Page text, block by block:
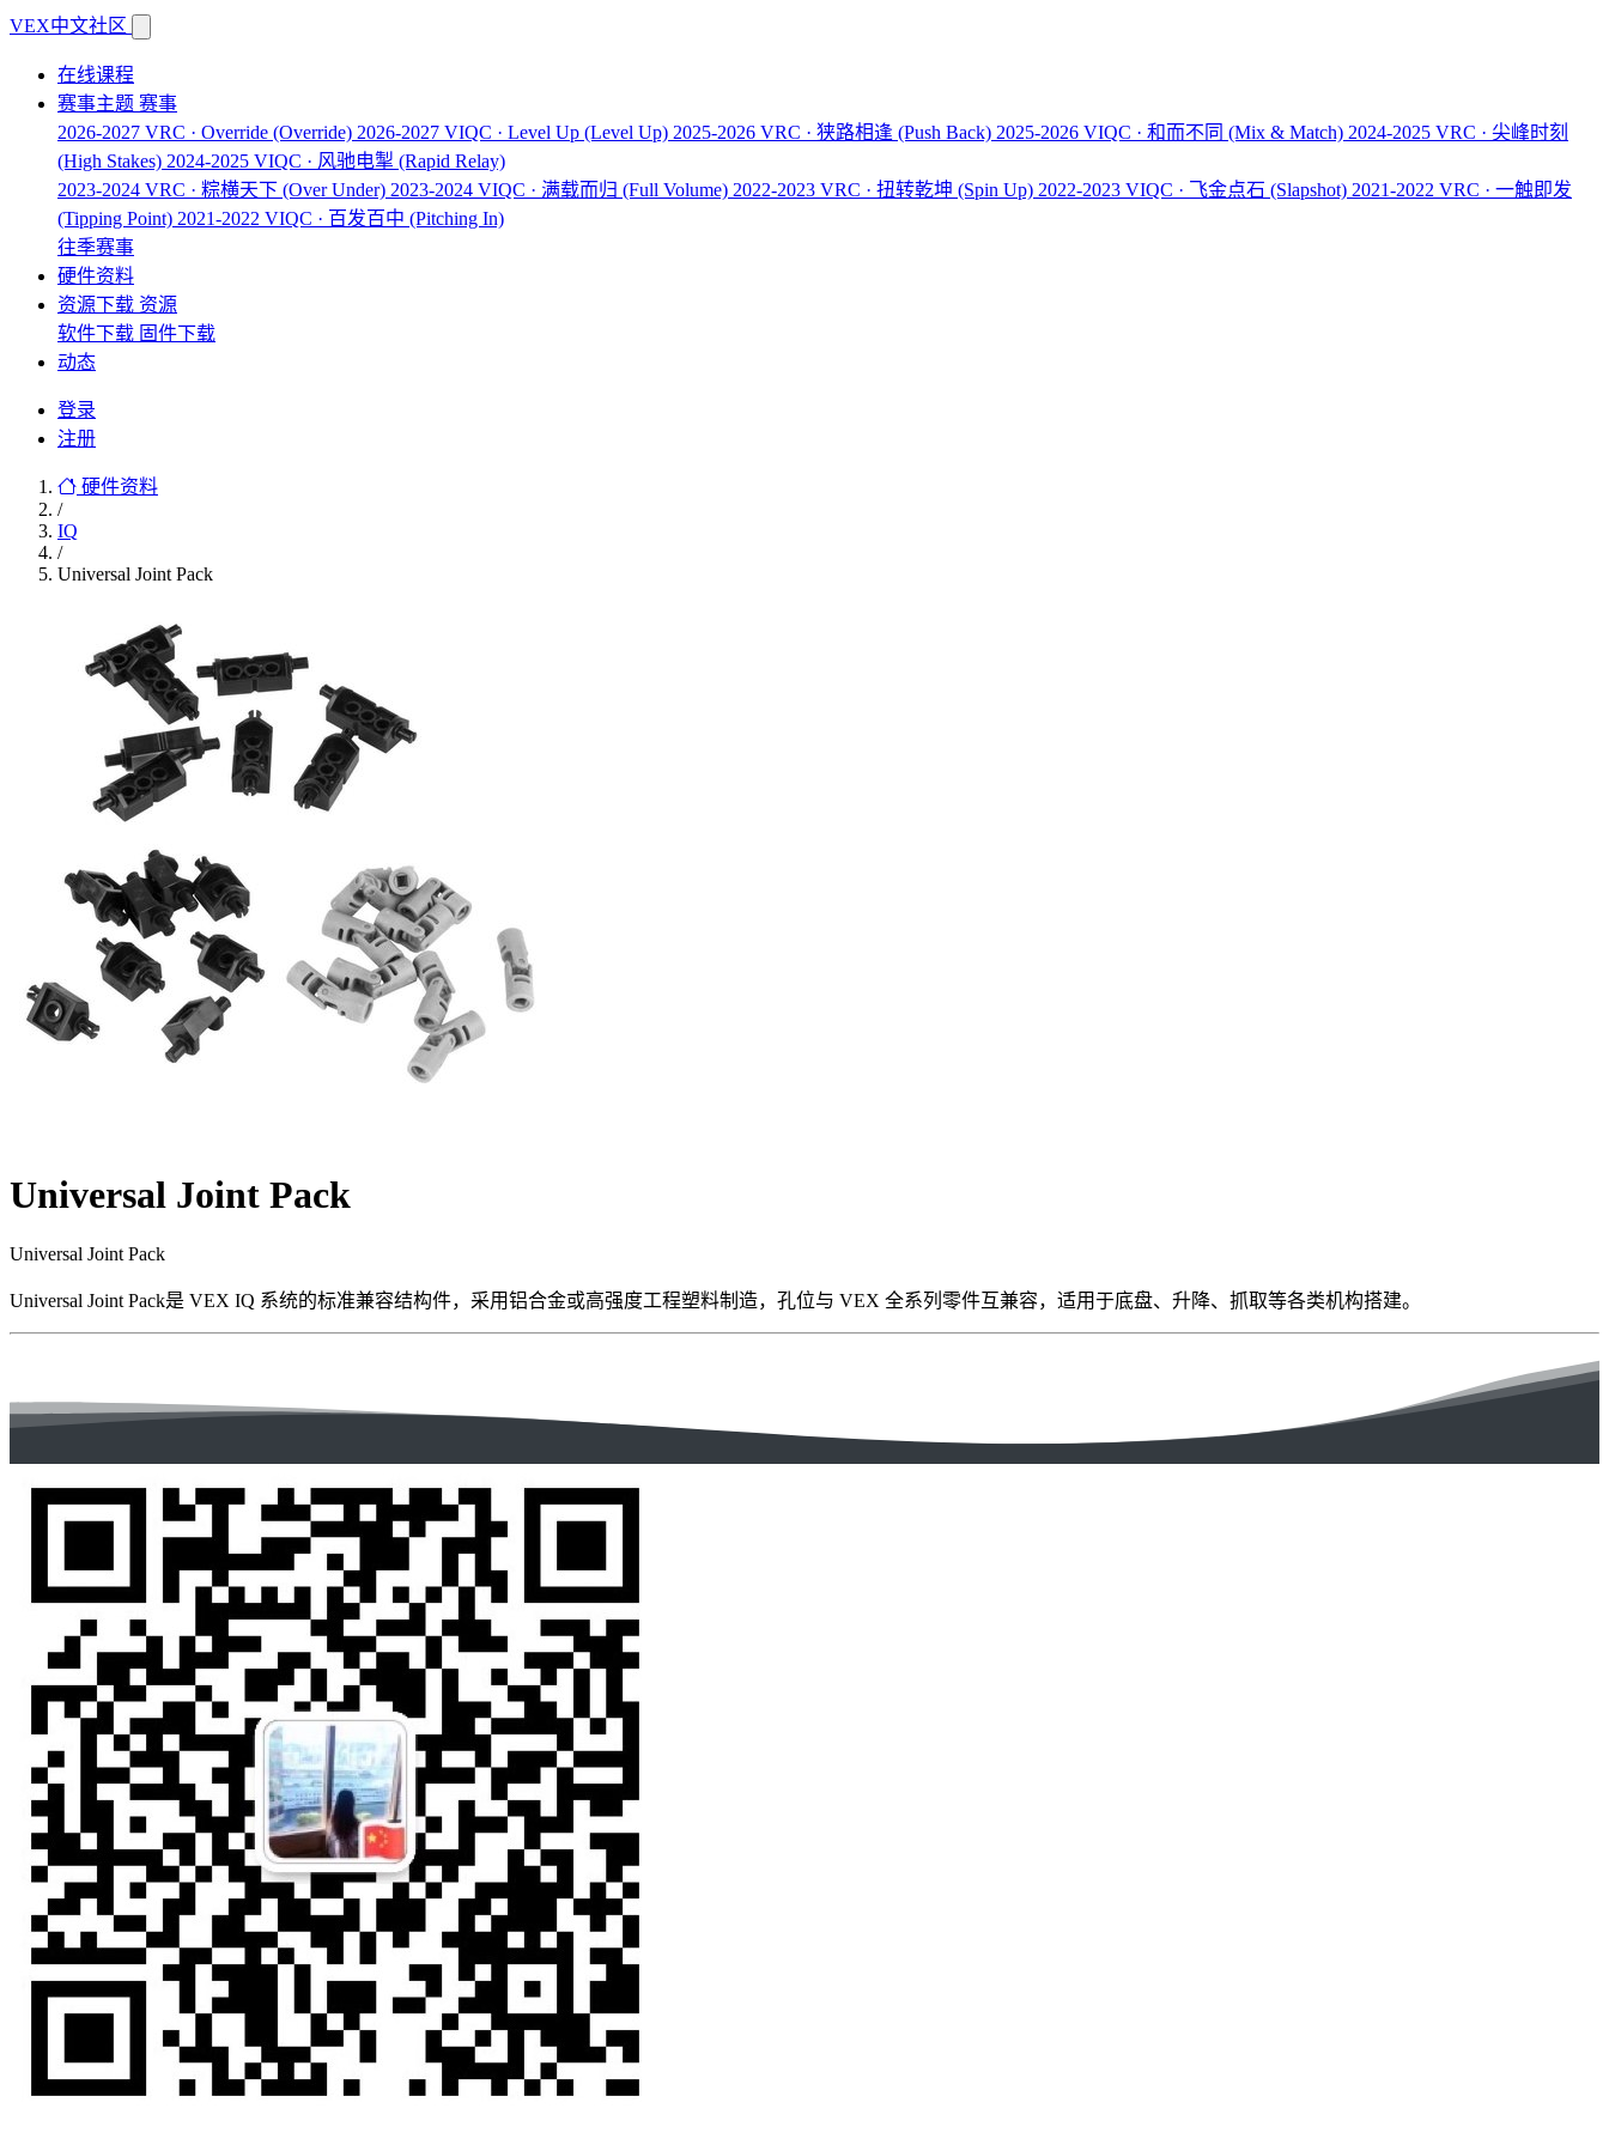
VEX中文社区
在线课程
赛事主题 赛事
2026-2027 VRC · Override (Override) 2026-2027 VIQC · Level Up (Level Up) 2025-2026 VRC · 狭路相逢 (Push Back) 2025-2026 VIQC · 和而不同 (Mix & Match) 2024-2025 VRC · 尖峰时刻
(High Stakes) 2024-2025 VIQC · 风驰电掣 (Rapid Relay)
2023-2024 VRC · 粽横天下 (Over Under) 2023-2024 VIQC · 满载而归 (Full Volume) 2022-2023 VRC · 扭转乾坤 (Spin Up) 2022-2023 VIQC · 飞金点石 (Slapshot) 2021-2022 VRC · 一触即发
(Tipping Point) 2021-2022 VIQC · 百发百中 (Pitching In)
往季赛事
硬件资料
资源下载 资源
软件下载 固件下载
动态
登录
注册
硬件资料
/
IQ
/
Universal Joint Pack
Universal Joint Pack
Universal Joint Pack
Universal Joint Pack是 VEX IQ 系统的标准兼容结构件，采用铝合金或高强度工程塑料制造，孔位与 VEX 全系列零件互兼容，适用于底盘、升降、抓取等各类机构搭建。